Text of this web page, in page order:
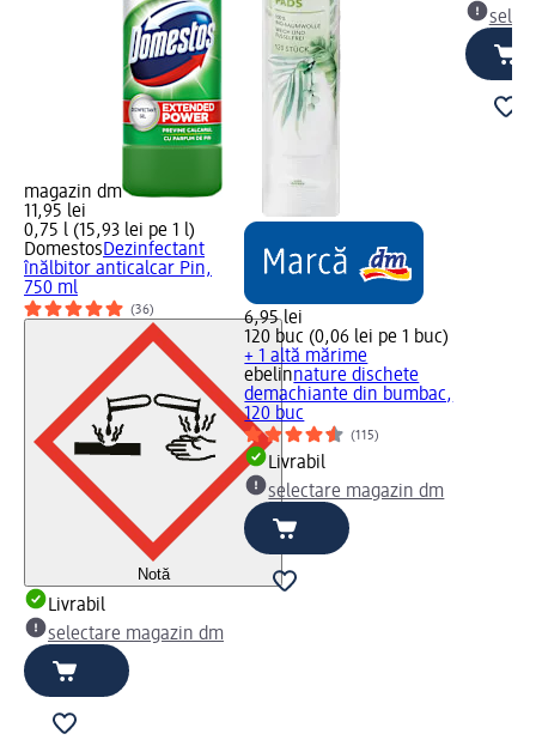
magazin dm
11,95 lei
0,75 l (15,93 lei pe 1 l)
DomestosDezinfectant
înălbitor anticalcar Pin,
750 ml
(36)
Notă
Livrabil
selectare magazin dm
6,95 lei
120 buc (0,06 lei pe 1 buc)
+ 1 altă mărime
ebelinnature dischete
demachiante din bumbac,
120 buc
(115)
Livrabil
selectare magazin dm